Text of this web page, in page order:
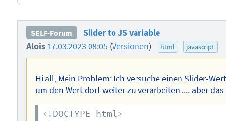
SELF-Forum
Slider to JS variable
Alois 17.03.2023 08:05 (Versionen) html javascript
Hi all, Mein Problem: Ich versuche einen Slider-
um den Wert dort weiter zu verarbeiten .... aber
<! DOCTYPE html>